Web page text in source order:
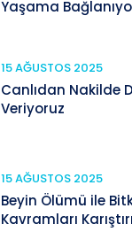
Yaşama
15 AĞUSTOS 2025
Canlıdan Nakilde
Veriyoruz
15 AĞUSTOS 2025
Beyin Ölümü ile
Kavramları